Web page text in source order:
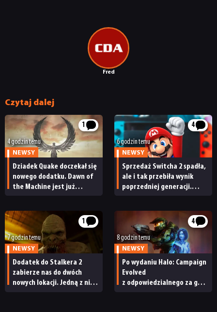
Fred
Czytaj dalej
1
4 godzin temu
NEWSY
Dziadek Quake doczekał się
nowego dodatku. Dawn of
the Machine jest już
4
6 godzin temu
NEWSY
Sprzedaż Switcha 2 spadła,
ale i tak przebiła wynik
poprzedniej generacji.
1
7 godzin temu
NEWSY
Dodatek do Stalkera 2
zabierze nas do dwóch
nowych lokacji. Jedną z nich
4
8 godzin temu
NEWSY
Po wydaniu Halo: Campaign
Evolved
z odpowiedzialnego za grę